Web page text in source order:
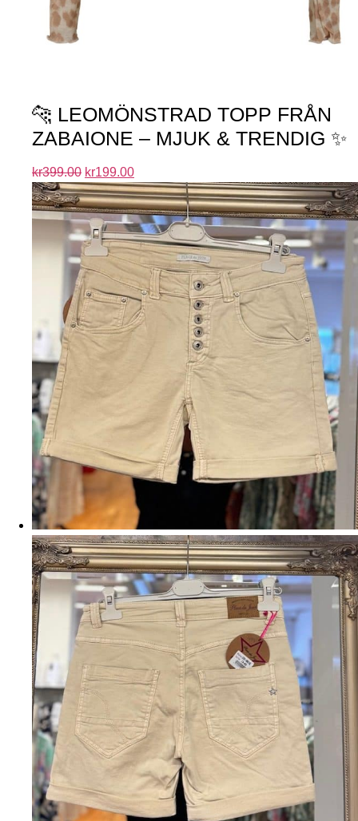
🐆 LEOMÖNSTRAD TOPP FRÅN
ZABAIONE – MJUK & TRENDIG ✨
kr399.00 kr199.00